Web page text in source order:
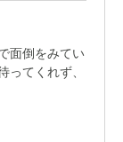
面倒をみてい
てくれず、